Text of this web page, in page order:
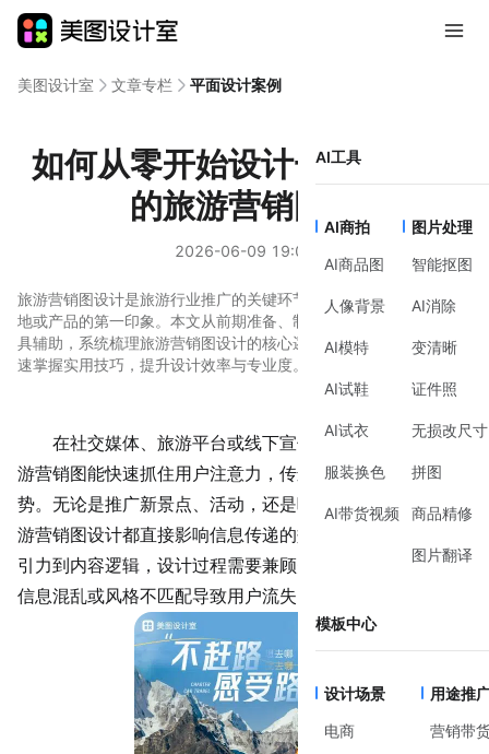
AI工具
AI商拍
AI商品图
人像背景
AI模特
AI试鞋
AI试衣
服装换色
AI带货视频
图片处理
智能抠图
AI消除
变清晰
证件照
无损改尺寸
拼图
商品精修
图片翻译
模板中心
设计场景
电商
用途推
营销带
美图设计室 文章专栏 平面设计案例
如何从零开始设计一张吸引人
的旅游营销图？
2026-06-09 19:02
旅游营销图设计是旅游行业推广的关键环节，直接影响用户对目的
地或产品的第一印象。本文从前期准备、制作方法、风格建议到工
具辅助，系统梳理旅游营销图设计的核心逻辑，适合零基础用户快
速掌握实用技巧，提升设计效率与专业度。
在社交媒体、旅游平台或线下宣传中，一张高质量的旅
游营销图能快速抓住用户注意力，传递目的地特色或产品优
势。无论是推广新景点、活动，还是吸引潜在游客咨询，旅
游营销图设计都直接影响信息传递的效率和效果。从视觉吸
引力到内容逻辑，设计过程需要兼顾美学与实用性，避免因
信息混乱或风格不匹配导致用户流失。